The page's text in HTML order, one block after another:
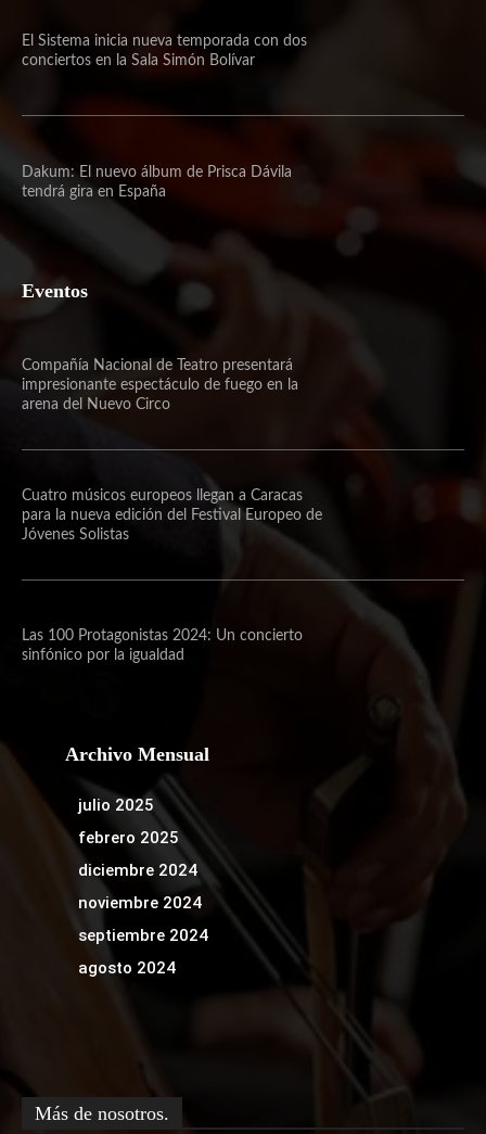
El Sistema inicia nueva temporada con dos
conciertos en la Sala Simón Bolívar
Dakum: El nuevo álbum de Prisca Dávila
tendrá gira en España
Eventos
Compañía Nacional de Teatro presentará
impresionante espectáculo de fuego en la
arena del Nuevo Circo
Cuatro músicos europeos llegan a Caracas
para la nueva edición del Festival Europeo de
Jóvenes Solistas
Las 100 Protagonistas 2024: Un concierto
sinfónico por la igualdad
Archivo Mensual
julio 2025
febrero 2025
diciembre 2024
noviembre 2024
septiembre 2024
agosto 2024
Más de nosotros.